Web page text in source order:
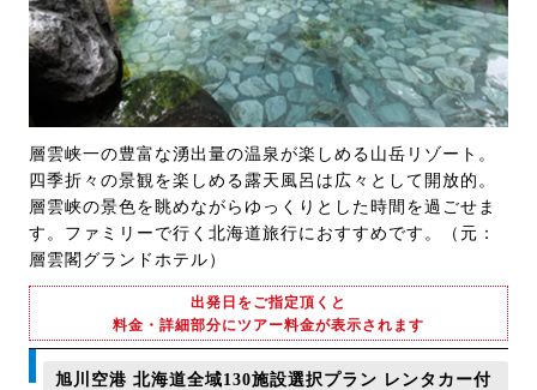
層雲峡一の豊富な湧出量の温泉が楽しめる山岳リゾート。
四季折々の景観を楽しめる露天風呂は広々として開放的。
層雲峡の景色を眺めながらゆっくりとした時間を過ごせま
す。ファミリーで行く北海道旅行におすすめです。（元：
層雲閣グランドホテル）
出発日をご指定頂くと
料金・詳細部分にツアー料金が表示されます
旭川空港 北海道全域130施設選択プラン レンタカー付